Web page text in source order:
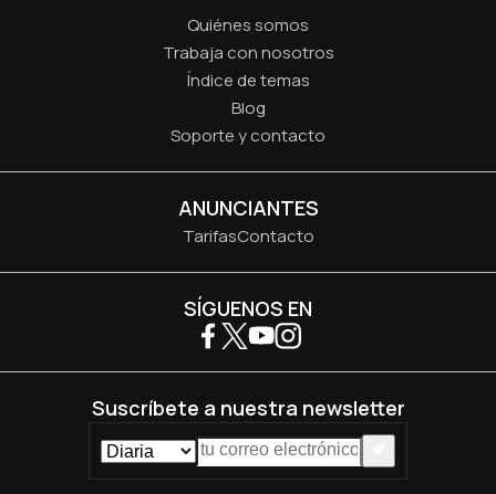
Quiénes somos
Trabaja con nosotros
Índice de temas
Blog
Soporte y contacto
ANUNCIANTES
TarifasContacto
SÍGUENOS EN
Suscríbete a nuestra newsletter